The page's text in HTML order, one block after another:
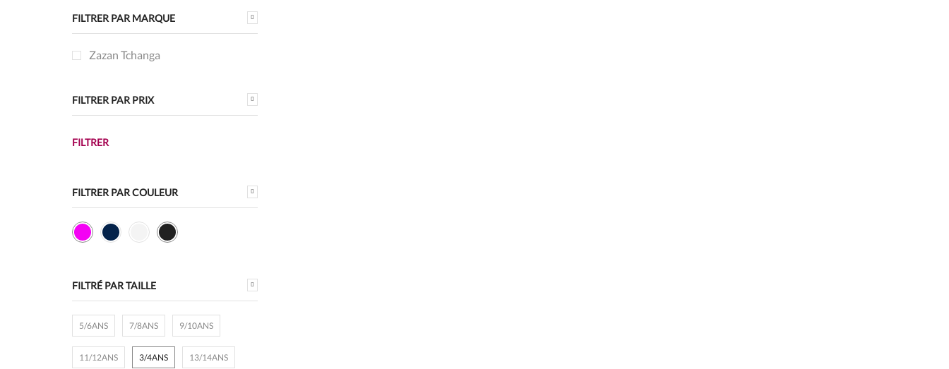
FILTRER PAR MARQUE
Zazan Tchanga
FILTRER PAR PRIX
FILTRER
FILTRER PAR COULEUR
FILTRÉ PAR TAILLE
5/6ANS 7/8ANS 9/10ANS
11/12ANS 3/4ANS 13/14ANS